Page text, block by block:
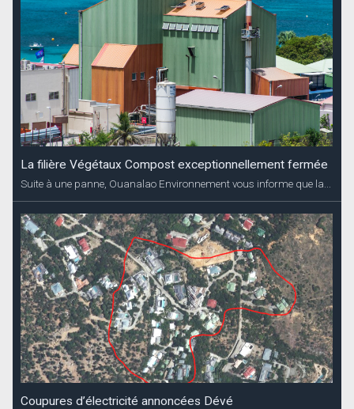
La filière Végétaux Compost exceptionnellement fermée
Suite à une panne, Ouanalao Environnement vous informe que la...
Coupures d’électricité annoncées Dévé